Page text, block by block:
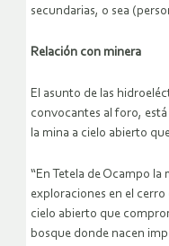
secundarias, o sea
Relación con minera
El asunto de las
convocantes al foro,
la mina a cielo abierto
“En Tetela de Ocampo
exploraciones en el cerro
cielo abierto que
bosque donde nacen